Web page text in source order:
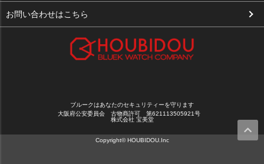
お客様の声
お気に入り
会社概要
お問い合わせはこちら
ブルークはあなたのセキュリティーを守ります
大阪府公安委員会 古物商許可 第621113505921号
株式会社 宝美堂
Copyright© HOUBIDOU.Inc